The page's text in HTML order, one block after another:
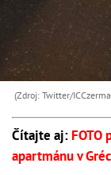
(Zdroj: Twitter/
Čítajte aj: FOTO
apartmánu v